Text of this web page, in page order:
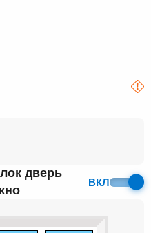
дверь
ВКЛ